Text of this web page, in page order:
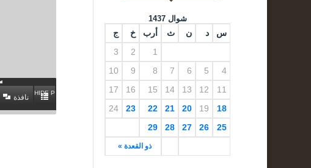
HIDE PLAYLIST
نافذة
شوال 1437
س د ن ث أرب خ ج
ذو القعدة »
1
2
3
4
5
6
7
8
9
10
11
12
13
14
15
16
17
18
19
20
21
22
23
24
25
26
27
28
29